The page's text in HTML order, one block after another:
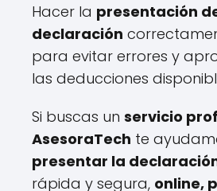
Hacer la presentación
declaración
para evitar errores y
las deducciones
Si buscas un servicio
AsesoraTech te
presentar la
rápida y segura, online,